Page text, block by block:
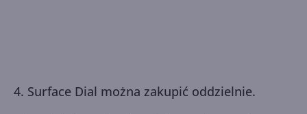
4. Surface Dial można zakupić oddzielnie.